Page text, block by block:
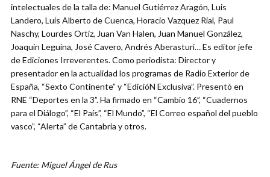
intelectuales de la talla de: Manuel Gutiérrez Aragón, Luis
Landero, Luis Alberto de Cuenca, Horacio Vazquez Rial, Paul
Naschy, Lourdes Ortiz, Juan Van Halen, Juan Manuel González,
Joaquín Leguina, José Cavero, Andrés Aberasturi… Es editor jefe
de Ediciones Irreverentes. Como periodista: Director y
presentador en la actualidad los programas de Radio Exterior de
España, “Sexto Continente” y “EdicióN Exclusiva”. Presentó en
RNE “Deportes en la 3”. Ha firmado en “Cambio 16”, “Cuadernos
para el Diálogo”, “El País”, “El Mundo”, “El Correo español del pueblo
vasco”, “Alerta” de Cantabria y otros.
Fuente: Miguel Ángel de Rus